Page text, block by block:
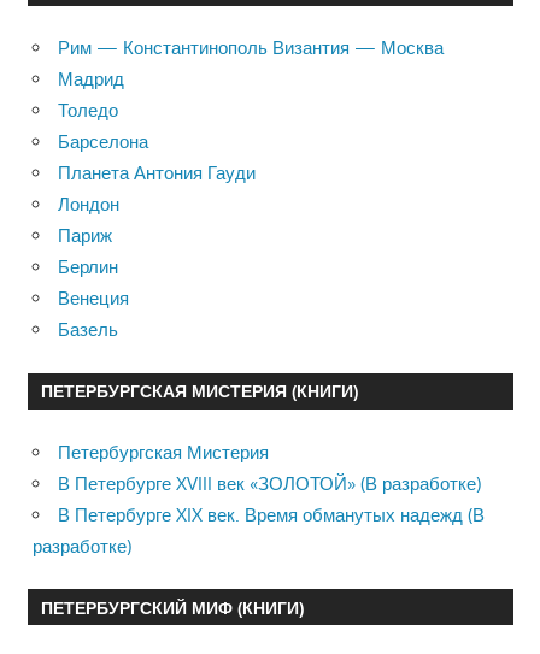
Рим — Константинополь Византия — Москва
Мадрид
Толедо
Барселона
Планета Антония Гауди
Лондон
Париж
Берлин
Венеция
Базель
ПЕТЕРБУРГСКАЯ МИСТЕРИЯ (КНИГИ)
Петербургская Мистерия
В Петербурге XVIII век «ЗОЛОТОЙ» (В разработке)
В Петербурге XIX век. Время обманутых надежд (В
разработке)
ПЕТЕРБУРГСКИЙ МИФ (КНИГИ)